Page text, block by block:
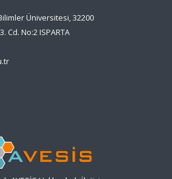
Üniversitesi, 32200
Cd. No:2 ISPARTA